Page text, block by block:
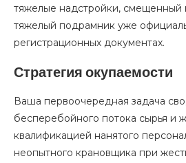
тяжелые надстройки, смещенный
тяжелый подрамник уже
регистрационных документах.
Стратегия окупаемости
Ваша первоочередная задача
бесперебойного потока сырья и
квалификацией нанятого
неопытного крановщика при